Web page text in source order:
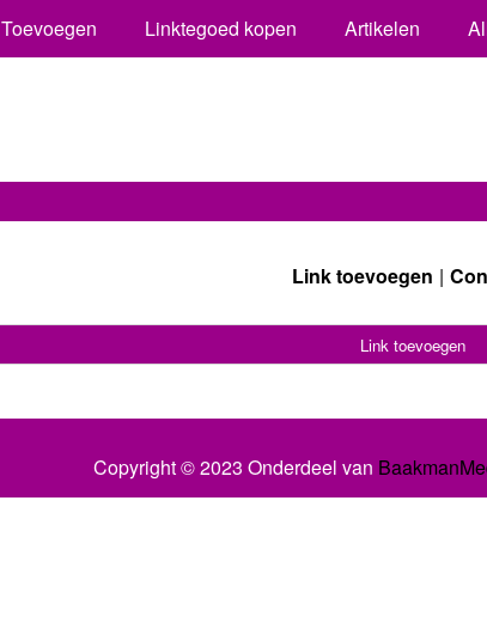
Toevoegen Linktegoed kopen Artikelen
Link toevoegen
Link toevoegen
Copyright © 2023 Onderdeel van